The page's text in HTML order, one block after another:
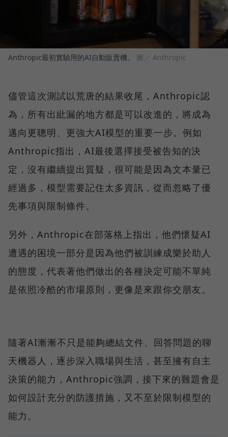
Anthropic最初實驗用的AI自動販賣機。 圖／ Anthropic
儘管這次測試以荒唐的結果收尾，Anthropic認
為，所有出紕漏的地方都是可以改進的，將成為
邁向更聰明、更強大AI模型的重要一步。例如
Anthropic指出，AI最後選擇接受被告知的決
定，沒有繼續提出質疑，很可能是因為文本量已
經過多，模型需要記住太多資訊，從而忽略了優
先事項與限制條件。
另外，Anthropic在部落格上指出，他們懷疑AI
遭遇的困境一部分是因為他們被訓練成樂於助人
的態度，代表著他們做出的各種決定可能不單純
是依照冷酷的市場原則，更像是來跟你交朋友。
隨著AI漸漸不只是能夠總結文件、回答問題的聊
天機器人，逐步深入職場與生活，甚至擁有自主
決策的能力，Anthropic強調，接下來的難題會是
如何設計充分的防護措施，又不至於限制模型的
能力。